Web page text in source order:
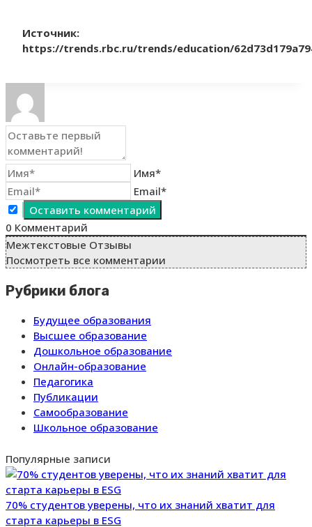
Источник:
https://trends.rbc.ru/trends/education/
Имя*
Email*
0 Комментарий
Межтекстовые Отзывы
Посмотреть все комментарии
Рубрики блога
Будущее образования
Высшее образование
Дошкольное образование
Онлайн-образование
Педагогика
Публикации
Самообразование
Школьное образование
Популярные записи
70% студентов уверены, что их знаний хватит для
старта карьеры в ESG